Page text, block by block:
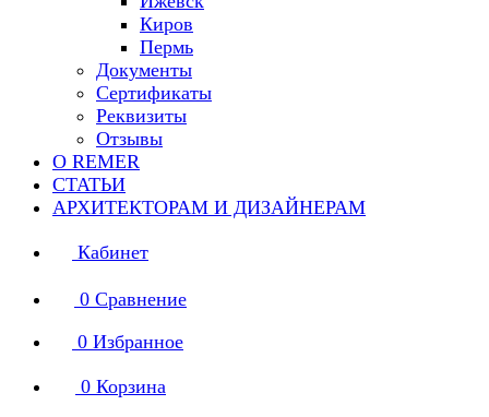
Киров
Пермь
Документы
Сертификаты
Реквизиты
Отзывы
О REMER
СТАТЬИ
АРХИТЕКТОРАМ И ДИЗАЙНЕРАМ
Кабинет
0 Сравнение
0 Избранное
0 Корзина